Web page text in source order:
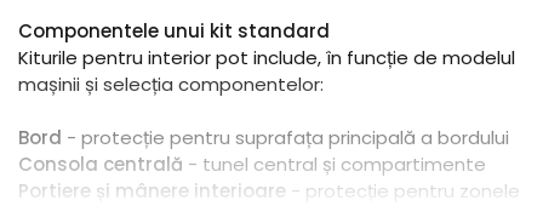
Componentele unui kit standard
Kiturile pentru interior pot include, în funcție de modelul
mașinii și selecția componentelor:
Bord - protecție pentru suprafața principală a bordului
Consola centrală - tunel central și compartimente
Portiere și mânere interioare - protecție pentru zonele